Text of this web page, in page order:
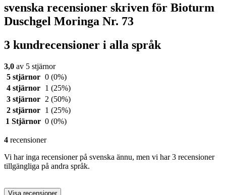
svenska recensioner skriven för Bioturm
Duschgel Moringa Nr. 73
3 kundrecensioner i alla språk
3,0 av 5 stjärnor
5 stjärnor 0 (0%)
4 stjärnor
1 (25%)
3 stjärnor
2 (50%)
2 stjärnor
1 (25%)
1 Stjärnor 0 (0%)
4 recensioner
Vi har inga recensioner på svenska ännu, men vi har 3 recensioner
tillgängliga på andra språk.
Visa recensioner